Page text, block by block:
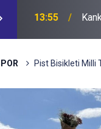
12:55
Pist Bisikleti Milli